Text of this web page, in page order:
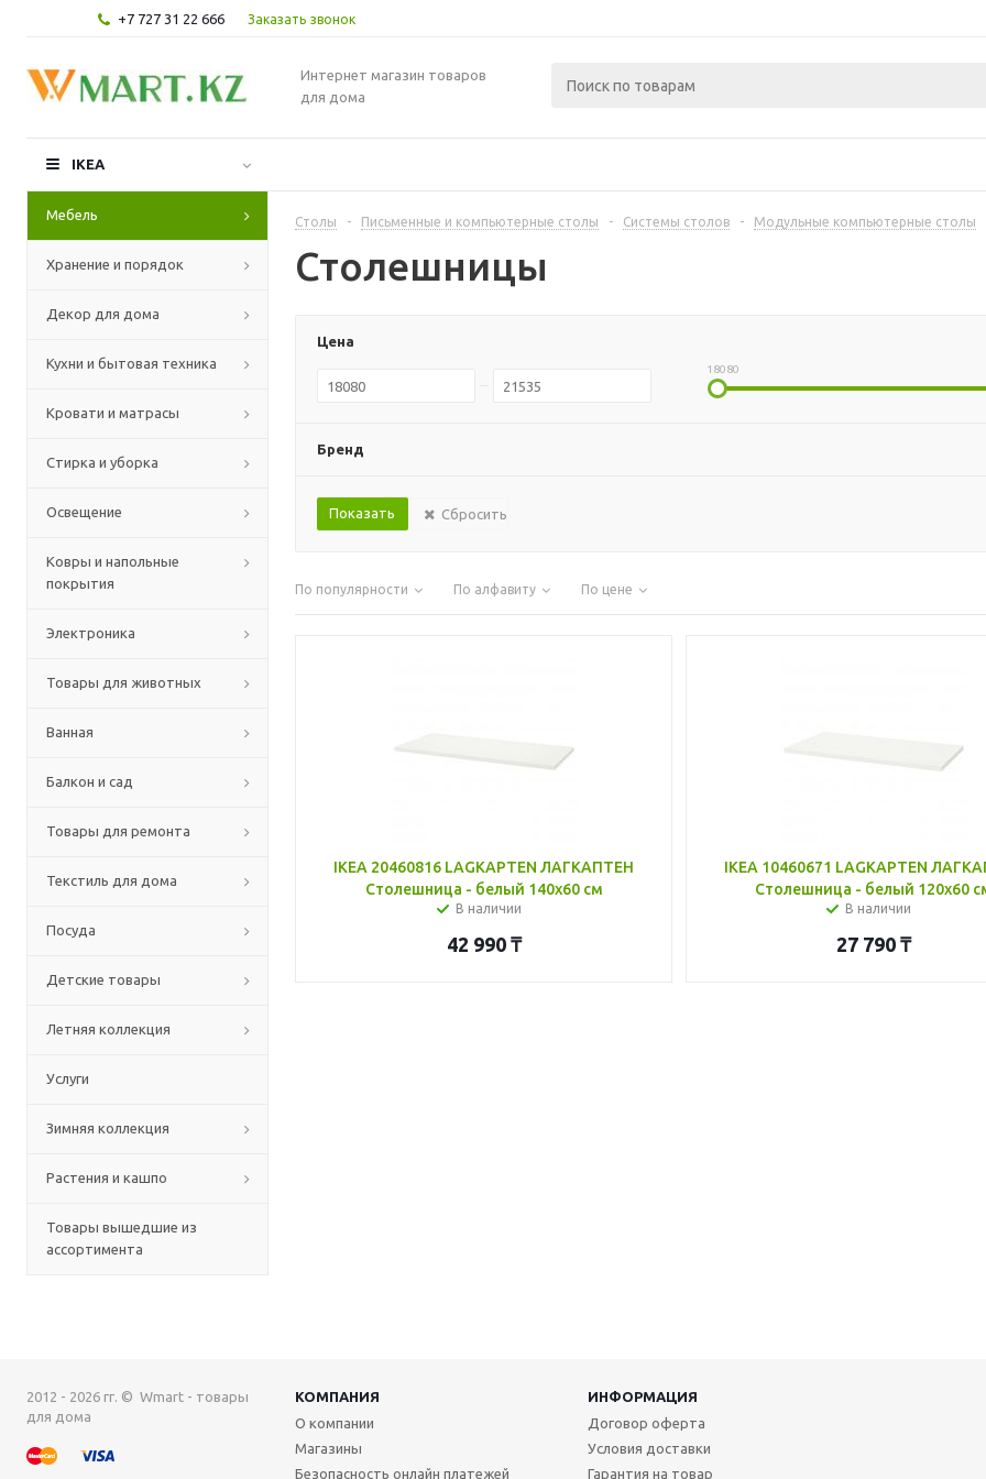
+7 727 31 22 666 Заказать звонок
Интернет магазин товаров
для дома
IKEA
Мебель
Хранение и порядок
Декор для дома
Кухни и бытовая техника
Кровати и матрасы
Стирка и уборка
Освещение
Ковры и напольные
покрытия
Электроника
Товары для животных
Ванная
Балкон и сад
Товары для ремонта
Текстиль для дома
Посуда
Детские товары
Летняя коллекция
Услуги
Зимняя коллекция
Растения и кашпо
Товары вышедшие из
ассортимента
Столы - Письменные и компьютерные столы - Системы столов - Модульные компьютерные столы
Столешницы
Цена
18080
Бренд
Сбросить
По популярности По алфавиту По цене
IKEA 20460816 LAGKAPTEN ЛАГКАПТЕН
Столешница - белый 140x60 см
В наличии
42 990₸
IKEA 10460671 LAGKAPTEN
Столешница - белый 120x60
В наличии
27 790 ₸
2012 - 2026 гг. © Wmart - товары
для дома
КОМПАНИЯ
ИНФОРМАЦИЯ
О компании
Магазины
Безопасность онлайн платежей
Договор оферта
Условия доставки
Гарантия на товар